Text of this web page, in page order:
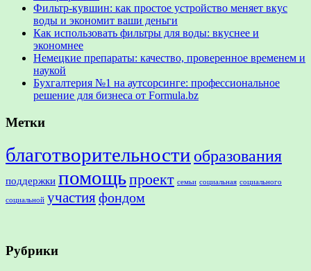
Фильтр-кувшин: как простое устройство меняет вкус
воды и экономит ваши деньги
Как использовать фильтры для воды: вкуснее и
экономнее
Немецкие препараты: качество, проверенное временем и
наукой
Бухгалтерия №1 на аутсорсинге: профессиональное
решение для бизнеса от Formula.bz
Метки
благотворительности образования
поддержки помощьпроект семьи социальная социального
социальной участияфондом
Рубрики